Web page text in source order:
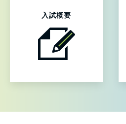
入試概要